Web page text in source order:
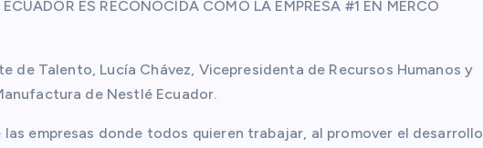
ES RECONOCIDA COMO LA EMPRESA #1 EN MERCO
de Talento, Lucía Chávez, Vicepresidenta de Recursos Humanos y
de Nestlé Ecuador.
empresas donde todos quieren trabajar, al promover el desarrollo